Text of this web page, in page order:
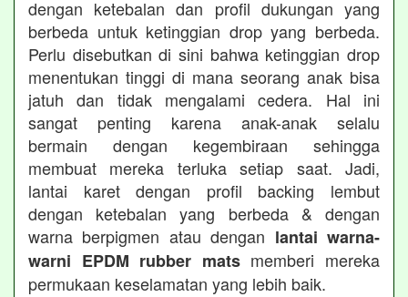
dengan ketebalan dan profil dukungan yang
berbeda untuk ketinggian drop yang berbeda.
Perlu disebutkan di sini bahwa ketinggian drop
menentukan tinggi di mana seorang anak bisa
jatuh dan tidak mengalami cedera. Hal ini
sangat penting karena anak-anak selalu
bermain dengan kegembiraan sehingga
membuat mereka terluka setiap saat. Jadi,
lantai karet dengan profil backing lembut
dengan ketebalan yang berbeda & dengan
warna berpigmen atau dengan lantai warna-
warni EPDM rubber matsmemberi mereka
permukaan keselamatan yang lebih baik.